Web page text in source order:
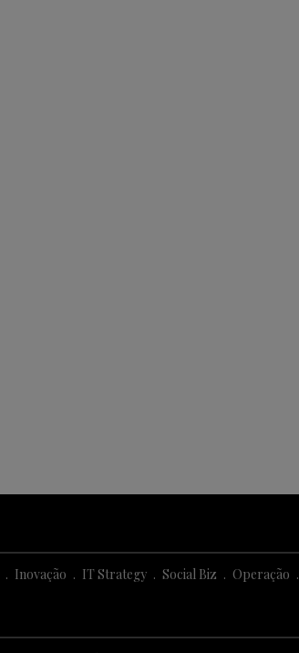
Inovação IT Strategy Social Biz Operação